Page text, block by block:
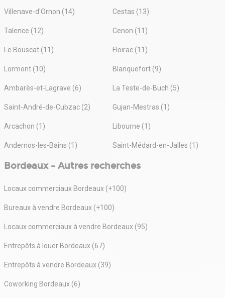
Villenave-d'Ornon (14) Cestas (13)
Talence (12) Cenon (11)
Le Bouscat (11) Floirac (11)
Lormont (10) Blanquefort (9)
Ambarès-et-Lagrave (6) La Teste-de-Buch (5)
Saint-André-de-Cubzac (2) Gujan-Mestras (1)
Arcachon (1) Libourne (1)
Andernos-les-Bains (1) Saint-Médard-en-Jalles (1)
Bordeaux - Autres recherches
Locaux commerciaux Bordeaux (+100)
Bureaux à vendre Bordeaux (+100)
Locaux commerciaux à vendre Bordeaux (95)
Entrepôts à louer Bordeaux (67)
Entrepôts à vendre Bordeaux (39)
Coworking Bordeaux (6)